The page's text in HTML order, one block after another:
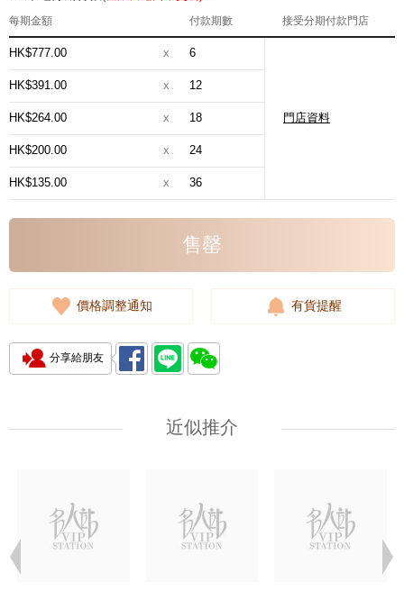
每期金額 付款期數 接受分期付款門店
HK$777.00 x 6
門店資料
HK$391.00 x 12
HK$264.00 x 18
HK$200.00 x 24
HK$135.00 x 36
售罄
價格調整通知 有貨提醒
分享給朋友
近似推介